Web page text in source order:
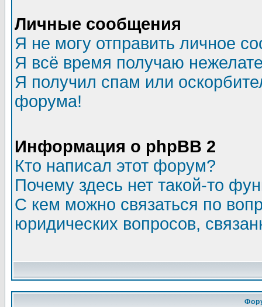
Личные сообщения
Я не могу отправить личное
Я всё время получаю
Я получил спам или
форума!
Информация о phpBB 2
Кто написал этот форум?
Почему здесь нет такой-то
С кем можно связаться по
юридических вопросов,